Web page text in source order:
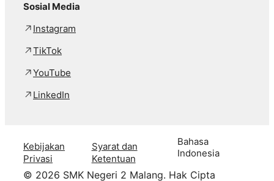
Sosial Media
Instagram
TikTok
YouTube
LinkedIn
Kebijakan
Privasi
Syarat dan
Ketentuan
Bahasa
Indonesia
© 2026 SMK Negeri 2 Malang. Hak Cipta